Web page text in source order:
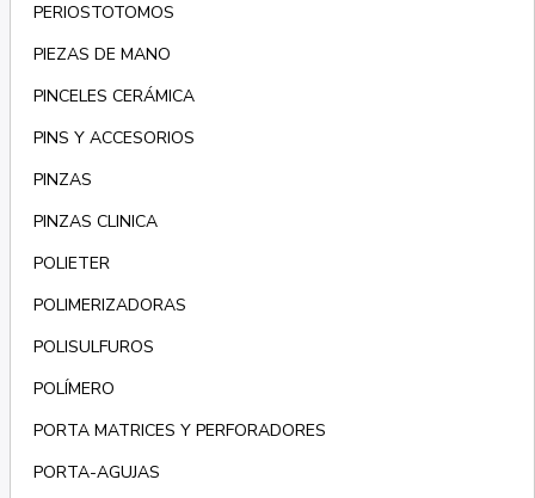
PERIOSTOTOMOS
PIEZAS DE MANO
PINCELES CERÁMICA
PINS Y ACCESORIOS
PINZAS
PINZAS CLINICA
POLIETER
POLIMERIZADORAS
POLISULFUROS
POLÍMERO
PORTA MATRICES Y PERFORADORES
PORTA-AGUJAS